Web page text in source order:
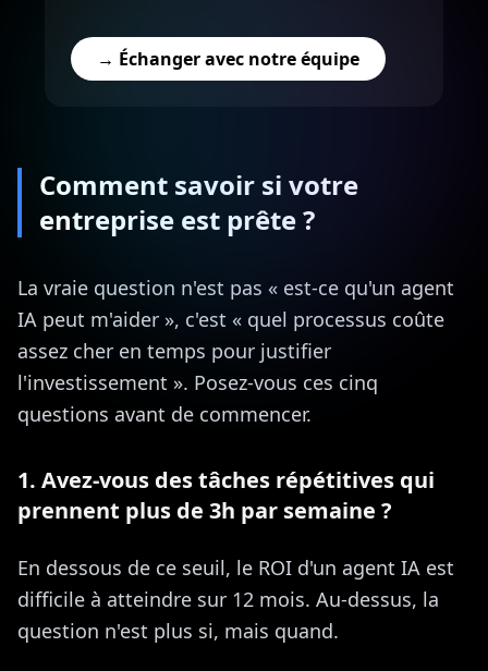
→ Échanger avec notre équipe
Comment savoir si votre
entreprise est prête ?
La vraie question n'est pas « est-ce qu'un agent
IA peut m'aider », c'est « quel processus coûte
assez cher en temps pour justifier
l'investissement ». Posez-vous ces cinq
questions avant de commencer.
1. Avez-vous des tâches répétitives qui
prennent plus de 3h par semaine ?
En dessous de ce seuil, le ROI d'un agent IA est
difficile à atteindre sur 12 mois. Au-dessus, la
question n'est plus si, mais quand.